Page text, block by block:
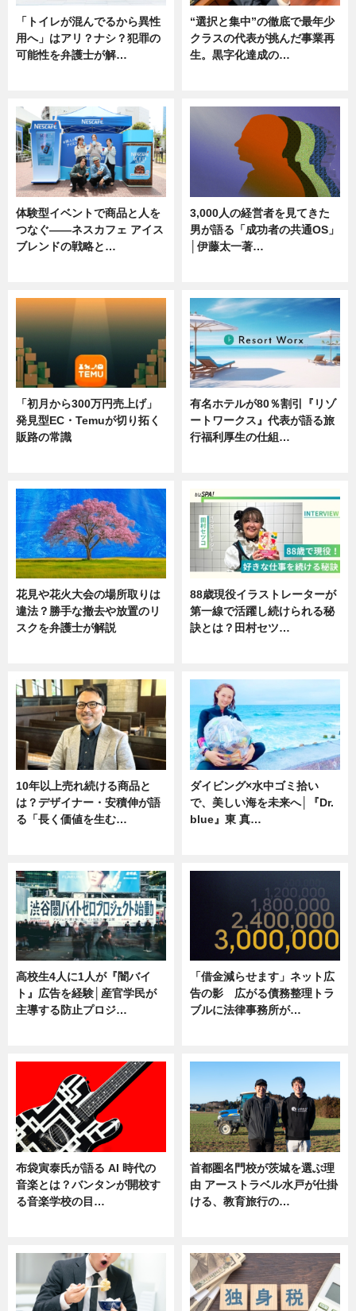
「トイレが混んでるから異性
用へ」はアリ？ナシ？犯罪の
可能性を弁護士が解…
“選択と集中”の徹底で最年少
クラスの代表が挑んだ事業再
生。黒字化達成の…
体験型イベントで商品と人を
つなぐ――ネスカフェ アイス
ブレンドの戦略と…
3,000人の経営者を見てきた
男が語る「成功者の共通OS」
│伊藤太一著…
「初月から300万円売上げ」
発見型EC・Temuが切り拓く
販路の常識
有名ホテルが80％割引『リゾ
ートワークス』代表が語る旅
行福利厚生の仕組…
花見や花火大会の場所取りは
違法？勝手な撤去や放置のリ
スクを弁護士が解説
88歳現役イラストレーターが
第一線で活躍し続けられる秘
訣とは？田村セツ…
10年以上売れ続ける商品と
は？デザイナー・安積伸が語
る「長く価値を生む…
ダイビング×水中ゴミ拾い
で、美しい海を未来へ│『Dr.
blue』東 真…
高校生4人に1人が『闇バイ
ト』広告を経験│産官学民が
主導する防止プロジ…
「借金減らせます」ネット広
告の影 広がる債務整理トラ
ブルに法律事務所が…
布袋寅泰氏が語る AI 時代の
音楽とは？バンタンが開校す
る音楽学校の目…
首都圏名門校が茨城を選ぶ理
由 アーストラベル水戸が仕掛
ける、教育旅行の…